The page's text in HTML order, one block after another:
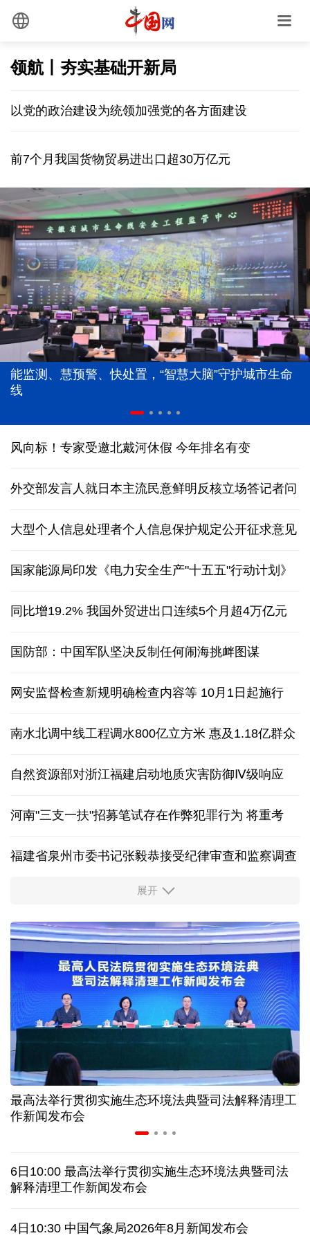
领航丨夯实基础开新局
以党的政治建设为统领加强党的各方面建设
前7个月我国货物贸易进出口超30万亿元
能监测、慧预警、快处置，“智慧大脑”守护城市生命
线
风向标！专家受邀北戴河休假 今年排名有变
外交部发言人就日本主流民意鲜明反核立场答记者问
大型个人信息处理者个人信息保护规定公开征求意见
国家能源局印发《电力安全生产"十五五"行动计划》
同比增19.2% 我国外贸进出口连续5个月超4万亿元
国防部：中国军队坚决反制任何闹海挑衅图谋
网安监督检查新规明确检查内容等 10月1日起施行
南水北调中线工程调水800亿立方米 惠及1.18亿群众
自然资源部对浙江福建启动地质灾害防御Ⅳ级响应
河南"三支一扶"招募笔试存在作弊犯罪行为 将重考
福建省泉州市委书记张毅恭接受纪律审查和监察调查
东航：国内客票提前14天免费退改
近346亿元 广东电网交出上半年投资建设亮眼答卷
31省份上半年外贸成绩单出炉 见证产业提质跃迁
比一张A4纸还要薄！我国高端钢材迎来密集突破
让药品更好触达患者 多款新药选择网络平台首发
7月份中国仓储指数保持扩张 行业运行韧性较强
乌总统呼吁向乌提供更多导弹 特朗普：我们也想要
日本广岛废墟旁响起抗议声：勿忘历史、拒绝拥核
展开
最高法举行贯彻实施生态环境法典暨司法解释清理工
作新闻发布会
6日10:00 最高法举行贯彻实施生态环境法典暨司法
解释清理工作新闻发布会
4日10:30 中国气象局2026年8月新闻发布会